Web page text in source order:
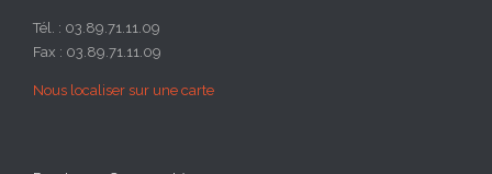
Tél. : 03.89.71.11.09
Fax : 03.89.71.11.09
Nous localiser sur une carte